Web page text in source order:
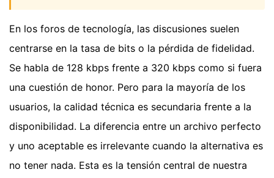
En los foros de tecnología, las discusiones suelen
centrarse en la tasa de bits o la pérdida de fidelidad.
Se habla de 128 kbps frente a 320 kbps como si fuera
una cuestión de honor. Pero para la mayoría de los
usuarios, la calidad técnica es secundaria frente a la
disponibilidad. La diferencia entre un archivo perfecto
y uno aceptable es irrelevante cuando la alternativa es
no tener nada. Esta es la tensión central de nuestra